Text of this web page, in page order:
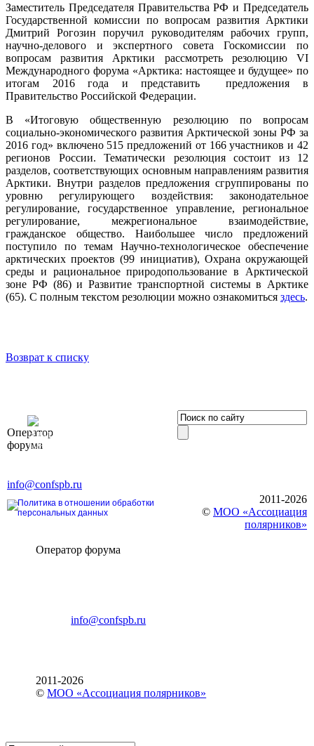
Заместитель Председателя Правительства РФ и Председатель
Государственной комиссии по вопросам развития Арктики
Дмитрий Рогозин поручил руководителям рабочих групп,
научно-делового и экспертного совета Госкомиссии по
вопросам развития Арктики рассмотреть резолюцию VI
Международного форума «Арктика: настоящее и будущее» по
итогам 2016 года и представить предложения в
Правительство Российской Федерации.
В «Итоговую общественную резолюцию по вопросам
социально-экономического развития Арктической зоны РФ за
2016 год» включено 515 предложений от 166 участников и 42
регионов России. Тематически резолюция состоит из 12
разделов, соответствующих основным направлениям развития
Арктики. Внутри разделов предложения сгруппированы по
уровню регулирующего воздействия: законодательное
регулирование, государственное управление, региональное
регулирование, межрегиональное взаимодействие,
гражданское общество. Наибольшее число предложений
поступило по темам Научно-технологическое обеспечение
арктических проектов (99 инициатив), Охрана окружающей
среды и рациональное природопользование в Арктической
зоне РФ (86) и Развитие транспортной системы в Арктике
(65). С полным текстом резолюции можно ознакомиться здесь.
Возврат к списку
Оператор
форума
Элит»
196191, г. Санкт-Петербург,
info@confspb.ru
Политика в отношении обработки
персональных данных
2011-2026
© МОО «Ассоциация
полярников»
Оператор форума
E-mail:info@confspb.ru
2011-2026
©МОО «Ассоциация полярников»